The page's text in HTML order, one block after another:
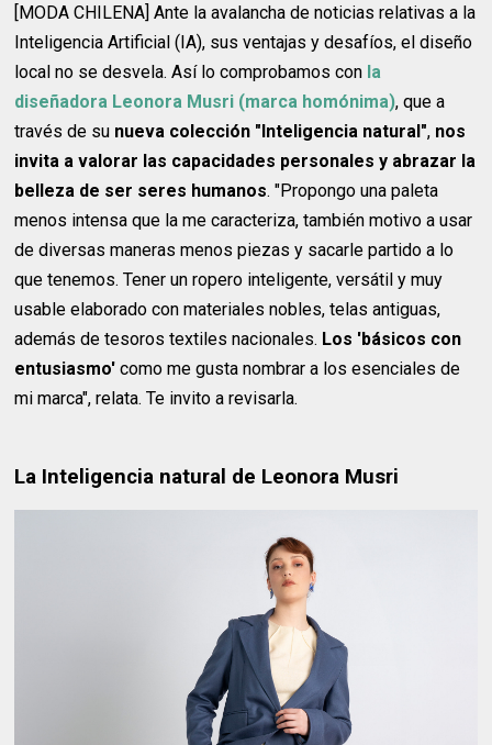
[MODA CHILENA] Ante la avalancha de noticias relativas a la
Inteligencia Artificial (IA), sus ventajas y desafíos, el diseño
local no se desvela. Así lo comprobamos con la
diseñadora Leonora Musri (marca homónima), que a
través de su nueva colección "Inteligencia natural", nos
invita a valorar las capacidades personales y abrazar la
belleza de ser seres humanos. "Propongo una paleta
menos intensa que la me caracteriza, también motivo a usar
de diversas maneras menos piezas y sacarle partido a lo
que tenemos. Tener un ropero inteligente, versátil y muy
usable elaborado con materiales nobles, telas antiguas,
además de tesoros textiles nacionales. Los 'básicos con
entusiasmo'como me gusta nombrar a los esenciales de
mi marca", relata. Te invito a revisarla.
La Inteligencia natural de Leonora Musri